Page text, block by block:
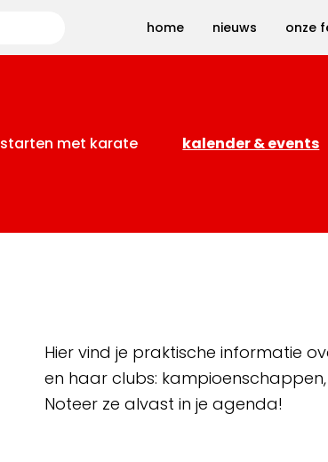
home nieuws onze
starten met karate kalender & events
Hier vind je praktische informatie
en haar clubs:
Noteer ze alvast in je agenda!